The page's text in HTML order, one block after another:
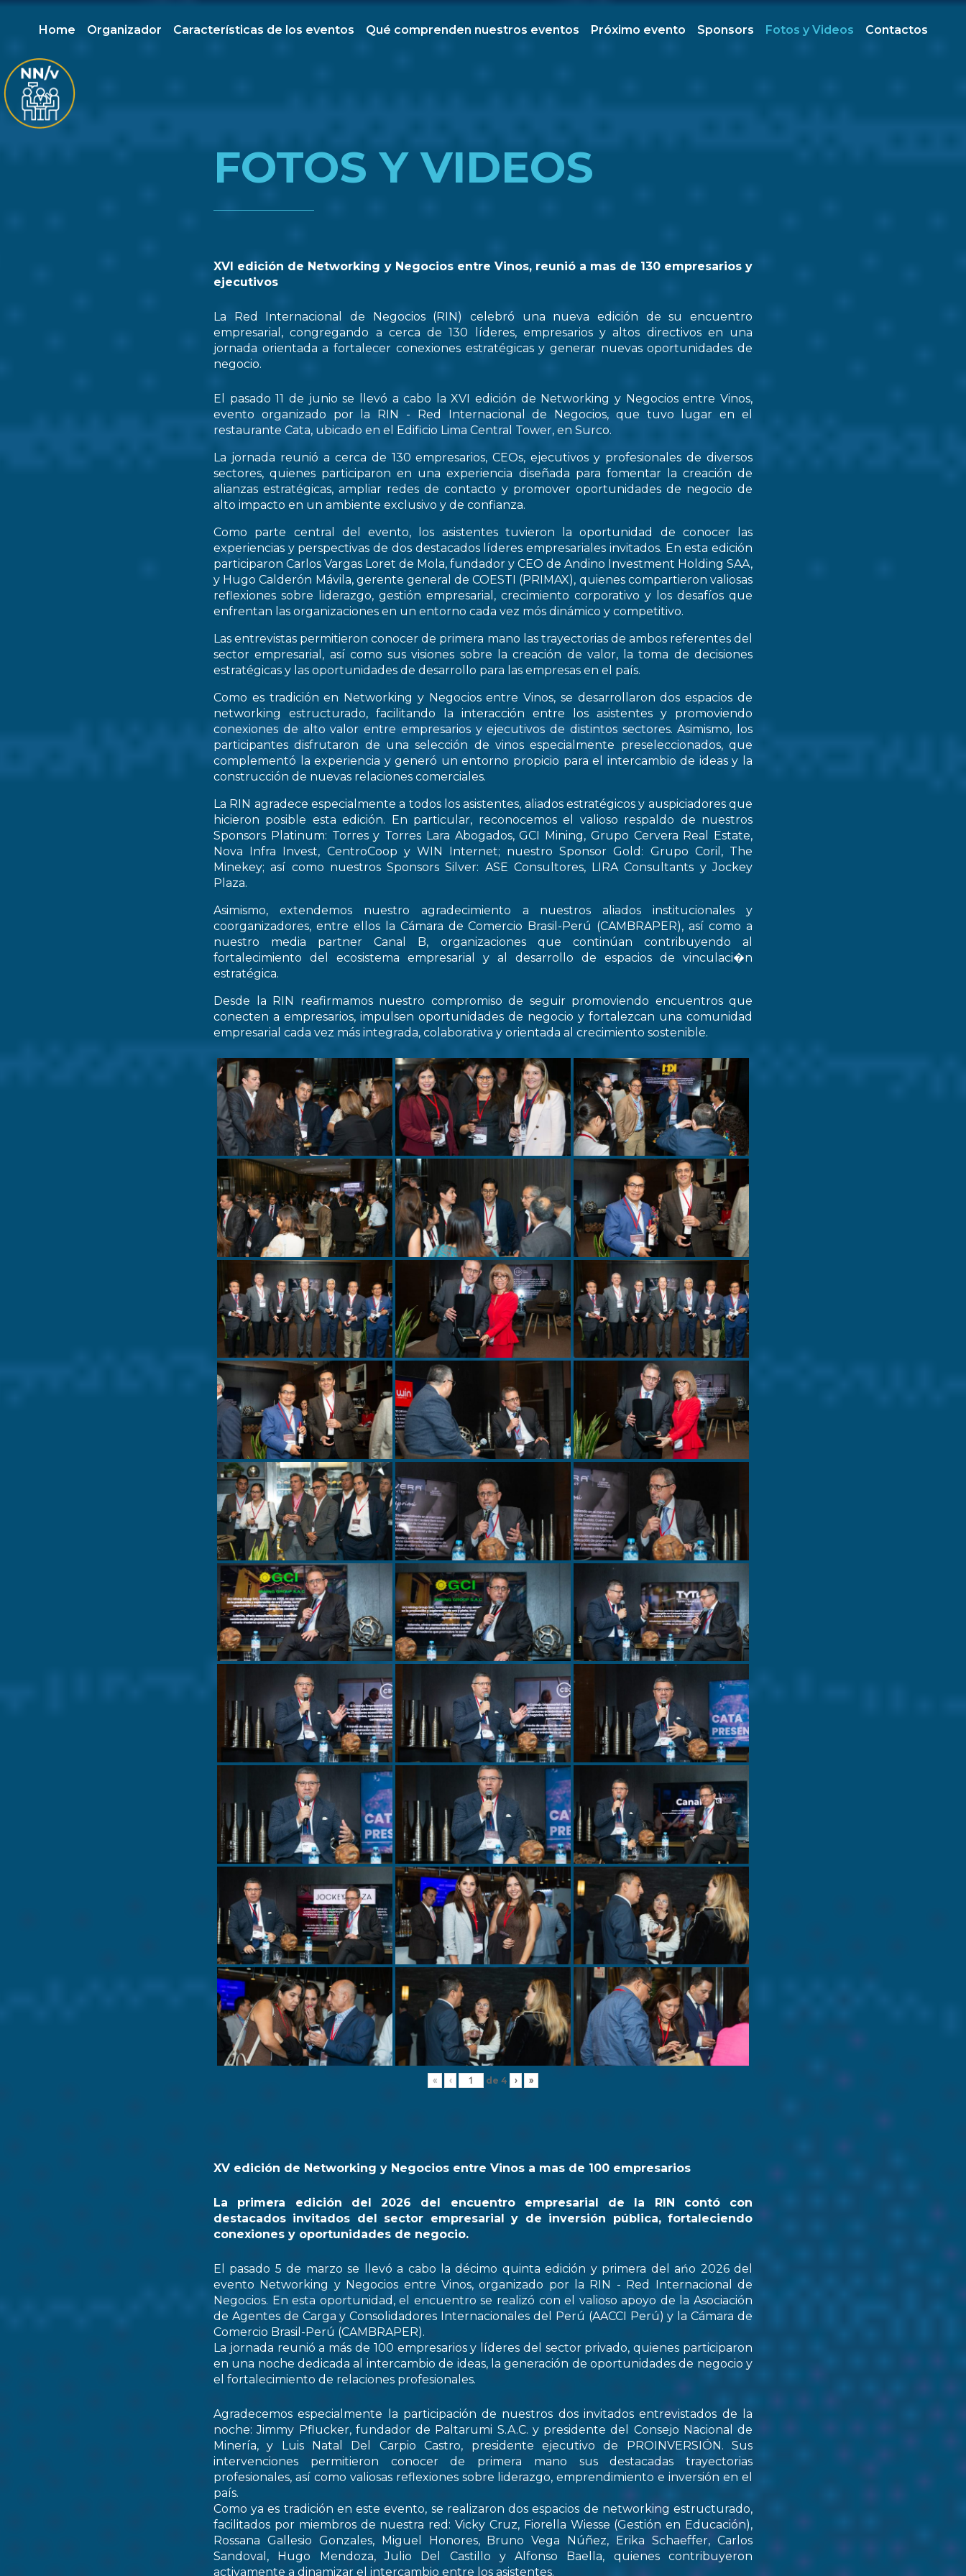
Home Organizador Características de los eventos Qué comprenden nuestros eventos Próximo evento Sponsors Fotos y Videos Contactos
FOTOS Y VIDEOS
XVI edición de Networking y Negocios entre Vinos, reunió a mas de 130 empresarios y
ejecutivos
La Red Internacional de Negocios (RIN) celebró una nueva edición de su encuentro
empresarial, congregando a cerca de 130 líderes, empresarios y altos directivos en una
jornada orientada a fortalecer conexiones estratégicas y generar nuevas oportunidades de
negocio.
El pasado 11 de junio se llevó a cabo la XVI edición de Networking y Negocios entre Vinos,
evento organizado por la RIN - Red Internacional de Negocios, que tuvo lugar en el
restaurante Cata, ubicado en el Edificio Lima Central Tower, en Surco.
La jornada reunió a cerca de 130 empresarios, CEOs, ejecutivos y profesionales de diversos
sectores, quienes participaron en una experiencia diseñada para fomentar la creación de
alianzas estratégicas, ampliar redes de contacto y promover oportunidades de negocio de
alto impacto en un ambiente exclusivo y de confianza.
Como parte central del evento, los asistentes tuvieron la oportunidad de conocer las
experiencias y perspectivas de dos destacados líderes empresariales invitados. En esta edición
participaron Carlos Vargas Loret de Mola, fundador y CEO de Andino Investment Holding SAA,
y Hugo Calderón Mávila, gerente general de COESTI (PRIMAX), quienes compartieron valiosas
reflexiones sobre liderazgo, gestión empresarial, crecimiento corporativo y los desafíos que
enfrentan las organizaciones en un entorno cada vez mós dinámico y competitivo.
Las entrevistas permitieron conocer de primera mano las trayectorias de ambos referentes del
sector empresarial, así como sus visiones sobre la creación de valor, la toma de decisiones
estratégicas y las oportunidades de desarrollo para las empresas en el país.
Como es tradición en Networking y Negocios entre Vinos, se desarrollaron dos espacios de
networking estructurado, facilitando la interacción entre los asistentes y promoviendo
conexiones de alto valor entre empresarios y ejecutivos de distintos sectores. Asimismo, los
participantes disfrutaron de una selección de vinos especialmente preseleccionados, que
complementó la experiencia y generó un entorno propicio para el intercambio de ideas y la
construcción de nuevas relaciones comerciales.
La RIN agradece especialmente a todos los asistentes, aliados estratégicos y auspiciadores que
hicieron posible esta edición. En particular, reconocemos el valioso respaldo de nuestros
Sponsors Platinum: Torres y Torres Lara Abogados, GCI Mining, Grupo Cervera Real Estate,
Nova Infra Invest, CentroCoop y WIN Internet; nuestro Sponsor Gold: Grupo Coril, The
Minekey; así como nuestros Sponsors Silver: ASE Consultores, LIRA Consultants y Jockey
Plaza.
Asimismo, extendemos nuestro agradecimiento a nuestros aliados institucionales y
coorganizadores, entre ellos la Cámara de Comercio Brasil-Perú (CAMBRAPER), así como a
nuestro media partner Canal B, organizaciones que continúan contribuyendo al
fortalecimiento del ecosistema empresarial y al desarrollo de espacios de vinculaci�n
estratégica.
Desde la RIN reafirmamos nuestro compromiso de seguir promoviendo encuentros que
conecten a empresarios, impulsen oportunidades de negocio y fortalezcan una comunidad
empresarial cada vez más integrada, colaborativa y orientada al crecimiento sostenible.
« ‹ de 4 › »
XV edición de Networking y Negocios entre Vinos a mas de 100 empresarios
La primera edición del 2026 del encuentro empresarial de la RIN contó con
destacados invitados del sector empresarial y de inversión pública, fortaleciendo
conexiones y oportunidades de negocio.
El pasado 5 de marzo se llevó a cabo la décimo quinta edición y primera del ańo 2026 del
evento Networking y Negocios entre Vinos, organizado por la RIN - Red Internacional de
Negocios. En esta oportunidad, el encuentro se realizó con el valioso apoyo de la Asociación
de Agentes de Carga y Consolidadores Internacionales del Perú (AACCI Perú) y la Cámara de
Comercio Brasil-Perú (CAMBRAPER).
La jornada reunió a más de 100 empresarios y líderes del sector privado, quienes participaron
en una noche dedicada al intercambio de ideas, la generación de oportunidades de negocio y
el fortalecimiento de relaciones profesionales.
Agradecemos especialmente la participación de nuestros dos invitados entrevistados de la
noche: Jimmy Pflucker, fundador de Paltarumi S.A.C. y presidente del Consejo Nacional de
Minería, y Luis Natal Del Carpio Castro, presidente ejecutivo de PROINVERSIÓN. Sus
intervenciones permitieron conocer de primera mano sus destacadas trayectorias
profesionales, así como valiosas reflexiones sobre liderazgo, emprendimiento e inversión en el
país.
Como ya es tradición en este evento, se realizaron dos espacios de networking estructurado,
facilitados por miembros de nuestra red: Vicky Cruz, Fiorella Wiesse (Gestión en Educación),
Rossana Gallesio Gonzales, Miguel Honores, Bruno Vega Núñez, Erika Schaeffer, Carlos
Sandoval, Hugo Mendoza, Julio Del Castillo y Alfonso Baella, quienes contribuyeron
activamente a dinamizar el intercambio entre los asistentes.